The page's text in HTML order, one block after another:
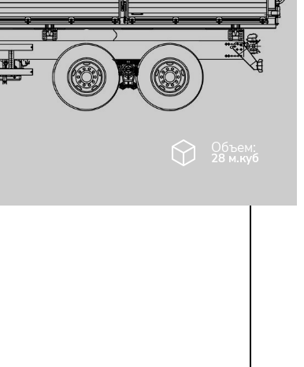
Объем:
28 м.куб